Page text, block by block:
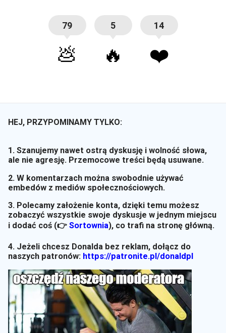
79
💩
5
🔥
14
❤️
HEJ, PRZYPOMINAMY TYLKO:
1. Szanujemy nawet ostrą dyskusję i wolność słowa,
ale nie agresję. Przemocowe treści będą usuwane.
2. W komentarzach można swobodnie używać
embedów z mediów społecznościowych.
3. Polecamy założenie konta, dzięki temu możesz
zobaczyć wszystkie swoje dyskusje w jednym miejscu
i dodać coś (👉 Sortownia), co trafi na stronę główną.
4. Jeżeli chcesz Donalda bez reklam, dołącz do
naszych patronów: https://patronite.pl/donaldpl